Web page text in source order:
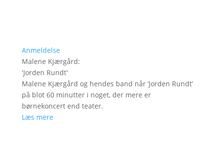
Anmeldelse
Malene Kjærgård:
'Jorden Rundt'
Malene Kjærgård og hendes band når ’Jorden Rundt’
på blot 60 minutter i noget, der mere er
børnekoncert end teater.
Læs mere